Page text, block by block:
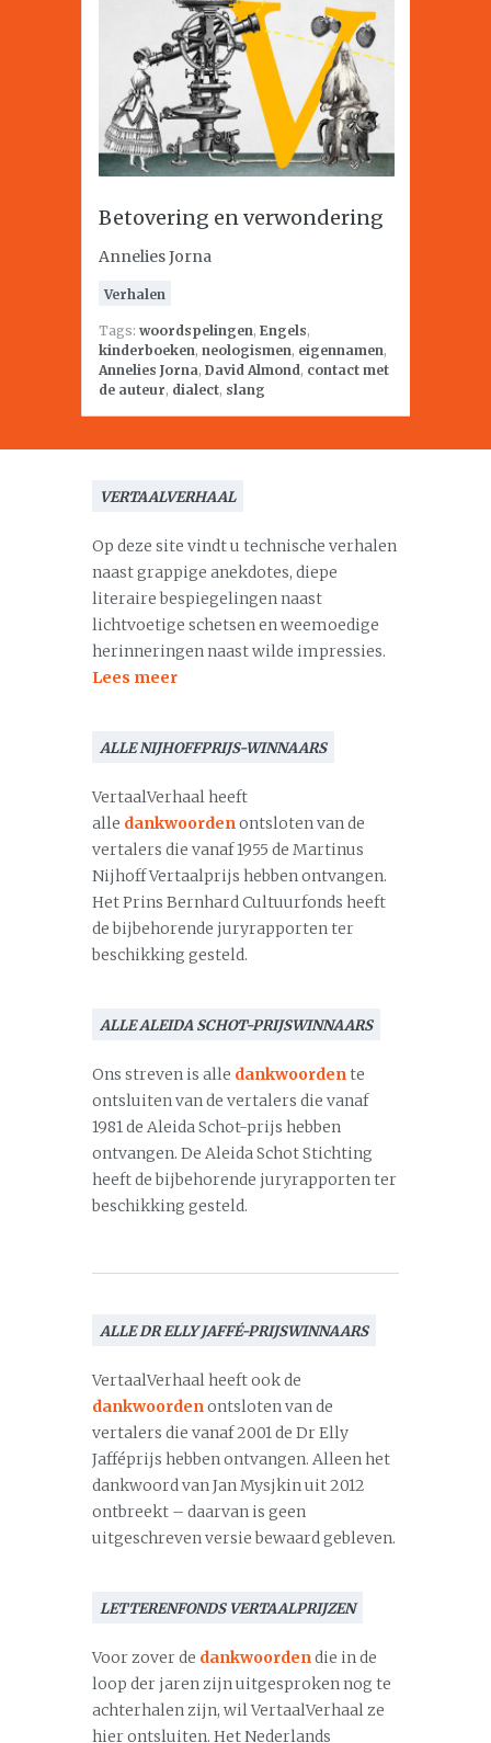
Betovering en verwondering
Annelies Jorna
Verhalen
Tags: woordspelingen, Engels,
kinderboeken, neologismen, eigennamen,
Annelies Jorna, David Almond, contact met
de auteur, dialect, slang
VERTAALVERHAAL
Op deze site vindt u technische verhalen
naast grappige anekdotes, diepe
literaire bespiegelingen naast
lichtvoetige schetsen en weemoedige
herinneringen naast wilde impressies.
Lees meer
ALLE NIJHOFFPRIJS-WINNAARS
VertaalVerhaal heeft
alle dankwoordenontsloten van de
vertalers die vanaf 1955 de Martinus
Nijhoff Vertaalprijs hebben ontvangen.
Het Prins Bernhard Cultuurfonds heeft
de bijbehorende juryrapporten ter
beschikking gesteld.
ALLE ALEIDA SCHOT-PRIJSWINNAARS
Ons streven is alle dankwoordente
ontsluiten van de vertalers die vanaf
1981 de Aleida Schot-prijs hebben
ontvangen. De Aleida Schot Stichting
heeft de bijbehorende juryrapporten ter
beschikking gesteld.
ALLE DR ELLY JAFFÉ-PRIJSWINNAARS
VertaalVerhaal heeft ook de
dankwoordenontsloten van de
vertalers die vanaf 2001 de Dr Elly
Jafféprijs hebben ontvangen. Alleen het
dankwoord van Jan Mysjkin uit 2012
ontbreekt – daarvan is geen
uitgeschreven versie bewaard gebleven.
LETTERENFONDS VERTAALPRIJZEN
Voor zover de dankwoordendie in de
loop der jaren zijn uitgesproken nog te
achterhalen zijn, wil VertaalVerhaal ze
hier ontsluiten. Het Nederlands